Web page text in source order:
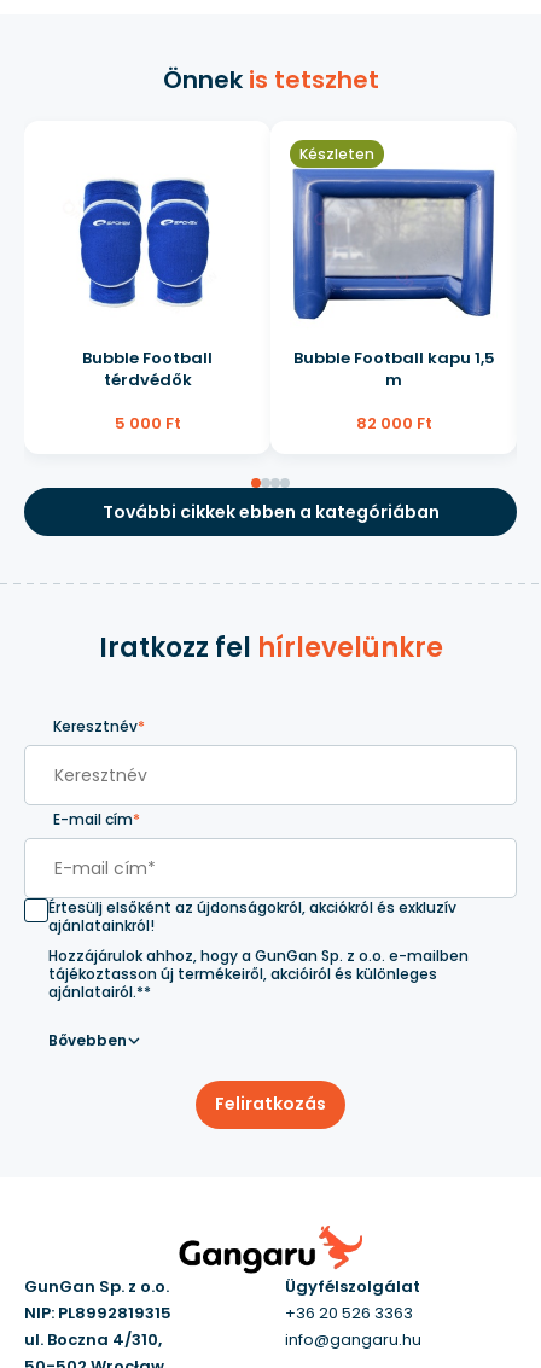
Önnek is tetszhet
Bubble Football
térdvédők
5 000 Ft
Készleten
Bubble Football kapu 1,5
m
82 000 Ft
További cikkek ebben a kategóriában
Iratkozz fel hírlevelünkre
Keresztnév*
E-mail cím*
Értesülj elsőként az újdonságokról, akciókról és exkluzív
ajánlatainkról!
Hozzájárulok ahhoz, hogy a GunGan Sp. z o.o. e-mailben
tájékoztasson új termékeiről, akcióiról és különleges
ajánlatairól.**
Bővebben
Feliratkozás
GunGan Sp. z o.o.
NIP: PL8992819315
ul. Boczna 4/310,
Ügyfélszolgálat
+36 20 526 3363
info@gangaru.hu